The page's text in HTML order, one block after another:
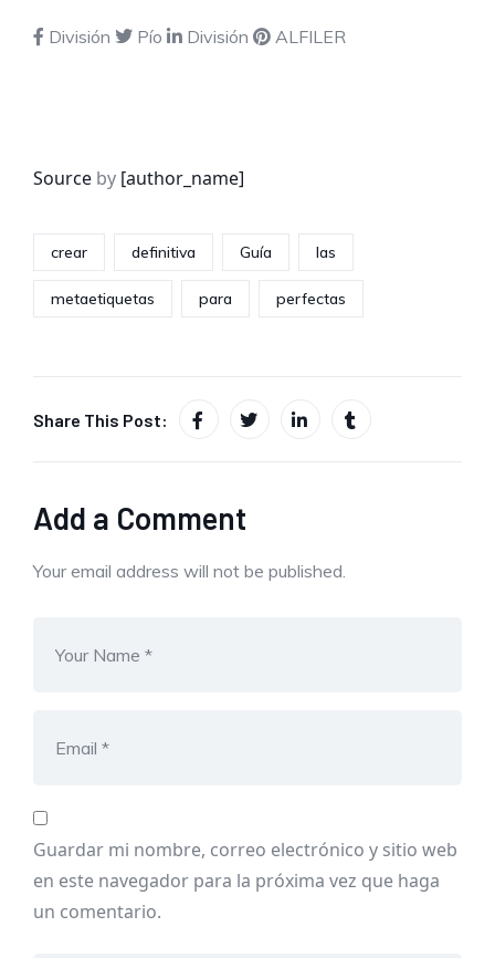
División Pío División ALFILER
Source by [author_name]
crear definitiva Guía las
metaetiquetas para perfectas
Share This Post:
Add a Comment
Your email address will not be published.
Guardar mi nombre, correo electrónico y sitio web
en este navegador para la próxima vez que haga
un comentario.